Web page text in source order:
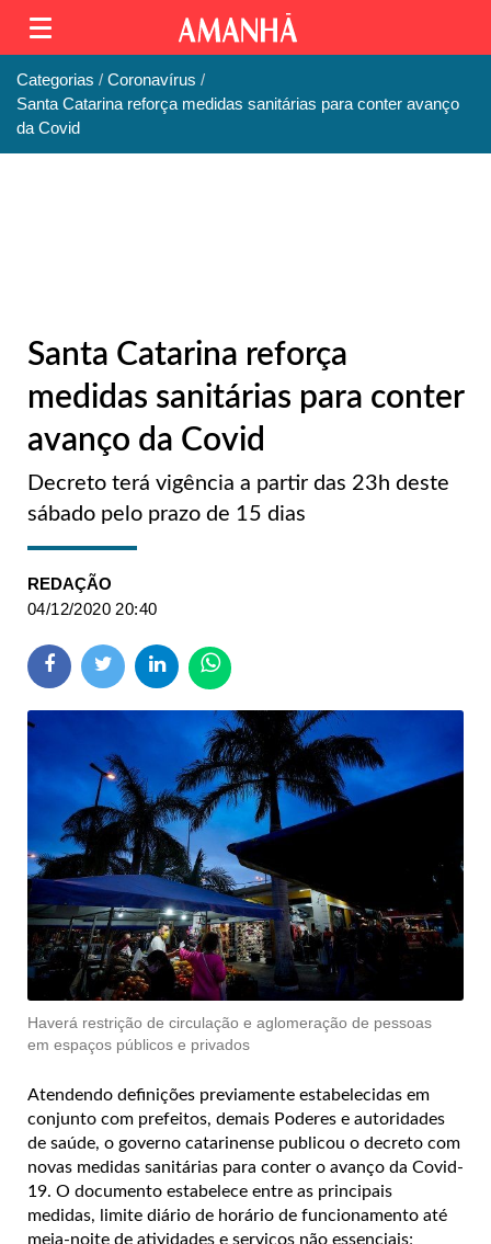
Categorias
Coronavírus
Santa Catarina reforça medidas sanitárias para conter avanço
da Covid
Santa Catarina reforça
medidas sanitárias para conter
avanço da Covid
Decreto terá vigência a partir das 23h deste
sábado pelo prazo de 15 dias
REDAÇÃO
04/12/2020 20:40
Haverá restrição de circulação e aglomeração de pessoas
em espaços públicos e privados
Atendendo definições previamente estabelecidas em
conjunto com prefeitos, demais Poderes e autoridades
de saúde, o governo catarinense publicou o decreto com
novas medidas sanitárias para conter o avanço da Covid-
19. O documento estabelece entre as principais
medidas, limite diário de horário de funcionamento até
meia-noite de atividades e serviços não essenciais;